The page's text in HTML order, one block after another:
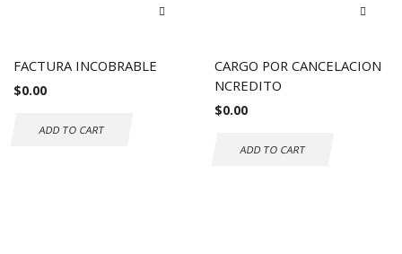
FACTURA INCOBRABLE
$0.00
ADD TO CART
CARGO POR CANCELACION
NCREDITO
$0.00
ADD TO CART